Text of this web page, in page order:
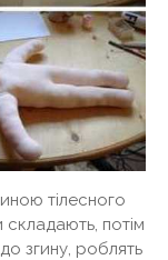
тілесного
потім
згину, роблять